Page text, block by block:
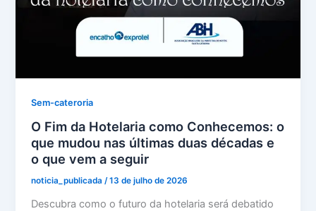
Sem-cateroria
O Fim da Hotelaria como Conhecemos: o
que mudou nas últimas duas décadas e
o que vem a seguir
noticia_publicada/13 de julho de 2026
Descubra como o futuro da hotelaria será debatido